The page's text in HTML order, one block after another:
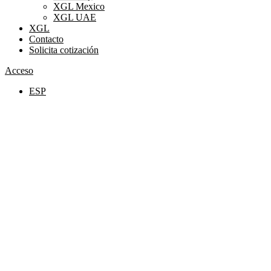
XGL Mexico
XGL UAE
XGL
Contacto
Solicita cotización
Acceso
ESP